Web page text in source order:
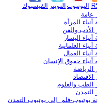
الفيسبوك التويتر اليوتيوب
عامة
أنباء المرأة
الأدب والفن
أنباء اليسار
أنباء العلمانية
أنباء العمال
أنباء حقوق الإنسان
الرياضة
الاقتصاد
الطب والعلوم
التمدن
يوتيوب-فلم إلى يوتيوب التمدن